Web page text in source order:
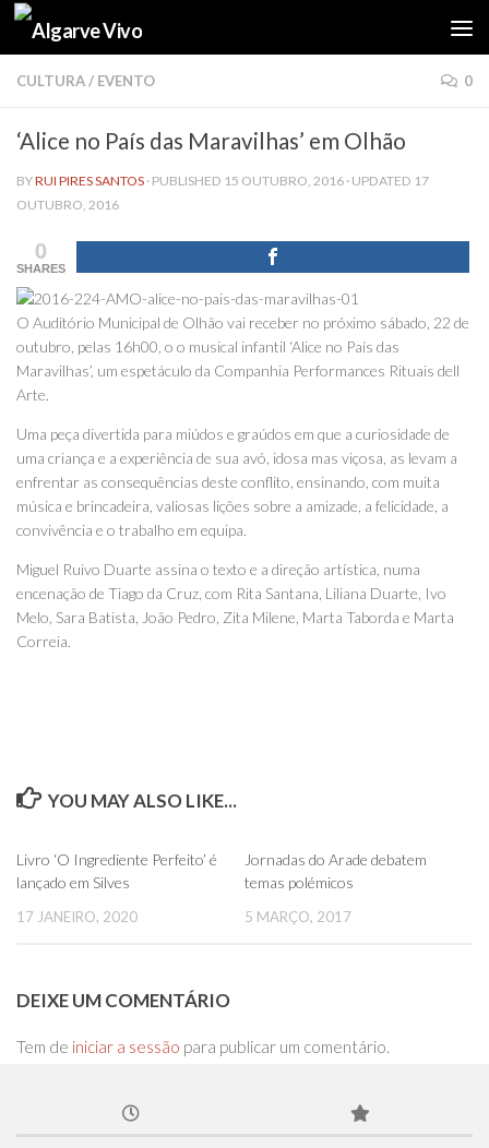
Skip to content
CULTURA/ EVENTO 0
‘Alice no País das Maravilhas’ em Olhão
BYRUI PIRES SANTOS · PUBLISHED 15 OUTUBRO, 2016 · UPDATED 17
OUTUBRO, 2016
0
SHARES
O Auditório Municipal de Olhão vai receber no próximo sábado, 22 de
outubro, pelas 16h00, o o musical infantil ‘Alice no País das
Maravilhas’, um espetáculo da Companhia Performances Rituais dell
Arte.
Uma peça divertida para miúdos e graúdos em que a curiosidade de
uma criança e a experiência de sua avó, idosa mas viçosa, as levam a
enfrentar as consequências deste conflito, ensinando, com muita
música e brincadeira, valiosas lições sobre a amizade, a felicidade, a
convivência e o trabalho em equipa.
Miguel Ruivo Duarte assina o texto e a direção artística, numa
encenação de Tiago da Cruz, com Rita Santana, Liliana Duarte, Ivo
Melo, Sara Batista, João Pedro, Zita Milene, Marta Taborda e Marta
Correia.
YOU MAY ALSO LIKE...
Livro ‘O Ingrediente Perfeito’ é
lançado em Silves
17 JANEIRO, 2020
Jornadas do Arade debatem
temas polémicos
5 MARÇO, 2017
DEIXE UM COMENTÁRIO
Tem de iniciar a sessão para publicar um comentário.